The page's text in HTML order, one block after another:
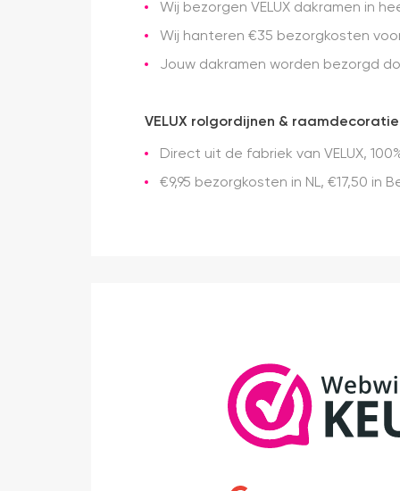
Wij bezorgen VELUX dakramen in
Wij hanteren €35 bezorgkosten
Jouw dakramen worden bezorgd
VELUX rolgordijnen & raamdecoratie
Direct uit de fabriek van VELUX,
€9,95 bezorgkosten in NL, €17,50